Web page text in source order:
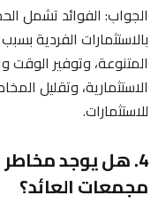
الجواب: الفوائد تشمل
بالاستثمارات الفردية
المتنوعة، وتوفير
الاستثمارية، وتقليل
للاستثمارات.
4. هل يوجد
مجمعات العائد؟